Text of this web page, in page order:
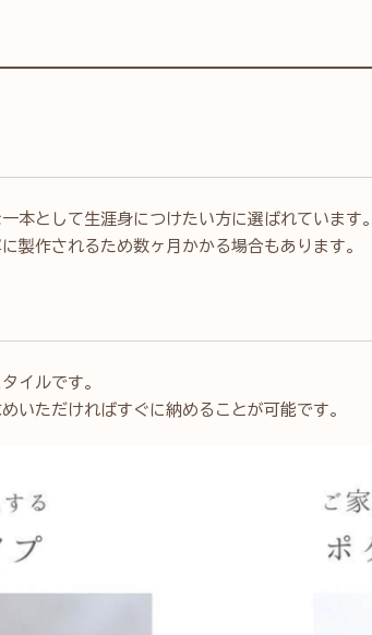
本として生涯身につけたい方に選ばれています。
製作されるため数ヶ月かかる場合もあります。
イルです。
いただければすぐに納めることが可能です。